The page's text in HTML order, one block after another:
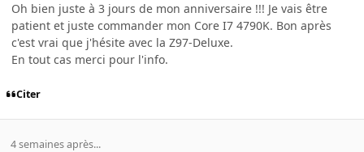
Oh bien juste à 3 jours de mon anniversaire !!! Je vais être
patient et juste commander mon Core I7 4790K. Bon après
c'est vrai que j'hésite avec la Z97-Deluxe.
En tout cas merci pour l'info.
Citer
4 semaines après...